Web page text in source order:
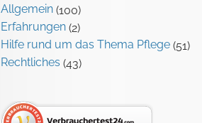
Allgemein (100)
Erfahrungen (2)
Hilfe rund um das Thema Pflege (51)
Rechtliches (43)